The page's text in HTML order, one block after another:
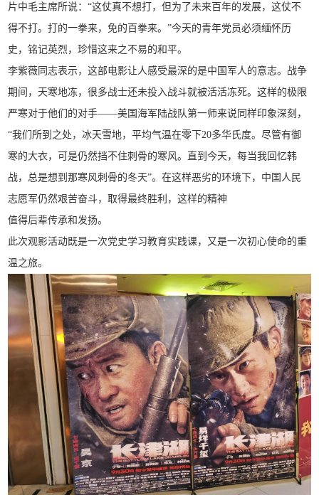
片中毛主席所说：“这仗真不想打，但为了未来百年的发展，这仗不
得不打。打的一拳来，免的百拳来。”今天的青年党员必须缅怀历
史，铭记英烈，珍惜这来之不易的和平。
李紫薇同志表示，这部电影让人感受最深的是中国军人的意志。战争
期间，天寒地冻，很多战士还未投入战斗就被活活冻死。这样的极限
严寒对于他们的对手——美国海军陆战队第一师来说同样印象深刻，
“我们所到之处，冰天雪地，平均气温在零下20多华氏度。尽管有御
寒的大衣，可是仍然挡不住刺骨的寒风。直到今天，每当我回忆韩
战，总是想到那寒风刺骨的冬天”。在这样恶劣的环境下，中国人民
志愿军仍然艰苦奋斗，取得最终胜利，这样的精神
值得后辈传承和发扬。
此次观影活动既是一次党史学习教育实践课，又是一次初心使命的重
温之旅。